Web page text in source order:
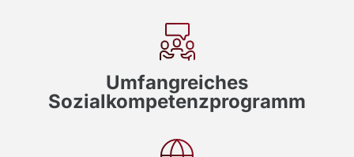
Umfangreiches
Sozialkompetenzprogramm